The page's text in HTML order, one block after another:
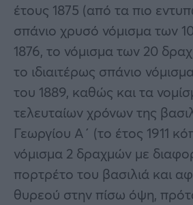
έτους 1875 (από τα πιο
σπάνιο χρυσό νόμισμα των
1876, το νόμισμα των 20
το ιδιαιτέρως σπάνιο
του 1889, καθώς και τα
τελευταίων χρόνων της
Γεωργίου Α΄ (το έτος 1911
νόμισμα 2 δραχμών με
πορτρέτο του βασιλιά και
θυρεού στην πίσω όψη,